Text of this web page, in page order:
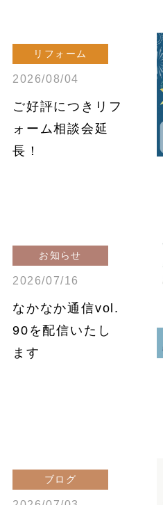
リフォーム
2026/08/04
ご好評につきリフ
ォーム相談会延
長！
お知らせ
2026/07/16
なかなか通信vol.
90を配信いたし
ます
ブログ